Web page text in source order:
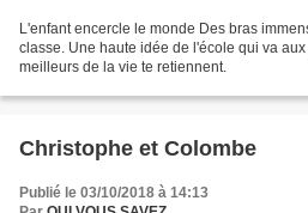
L'enfant encercle le monde Des bras
classe. Une haute idée de l'école qui va
meilleurs de la vie te retiennent.
Christophe et Colombe
Publié le 03/10/2018 à 14:13